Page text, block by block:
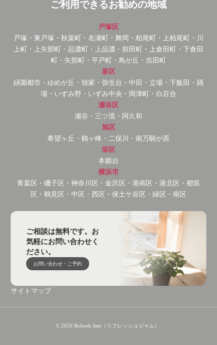
ご利用できるお勧めの地域
戸塚区
戸塚・東戸塚・秋葉町・名瀬町・舞岡・柏尾町・上柏尾町・川
上町・上矢部町・品濃町・上品濃・前田町・上倉田町・下倉田
町・矢部町・平戸町・鳥が丘・吉田町
泉区
緑園都市・ゆめが丘・領家・弥生台・中田・立場・下飯田・踊
場・いずみ野・いずみ中央・岡津町・白百合
瀬谷区
瀬谷・三ツ境・阿久和
旭区
希望ヶ丘・鶴ヶ峰・二俣川・南万騎が原
栄区
本郷台
横浜市
青葉区・磯子区・神奈川区・金沢区・港南区・港北区・都筑
区・鶴見区・中区・西区・保土ケ谷区・緑区・南区
ご相談は無料です。お
気軽にお問い合わせく
ださい。
お問い合わせ・ご予約
サイトマップ
© 2026 Refresh Jam（リフレッシュジャム）.